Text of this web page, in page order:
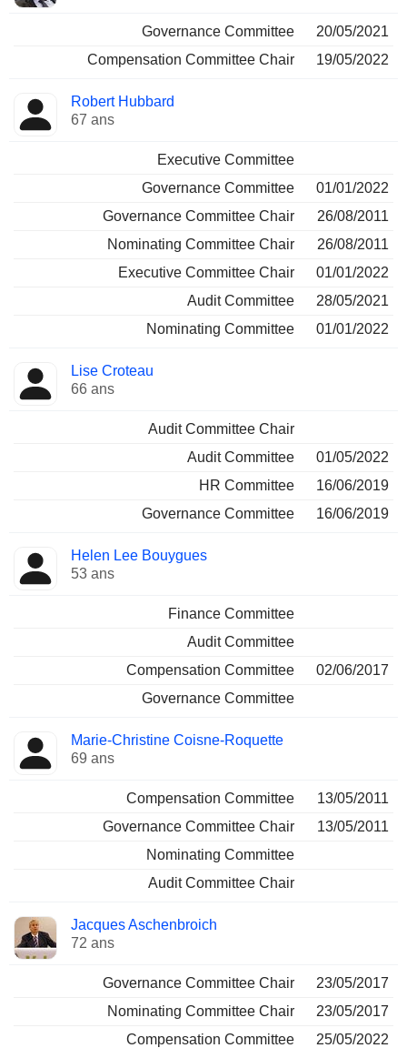
Governance Committee
20/05/2021
Compensation Committee Chair
19/05/2022
Robert Hubbard
67 ans
Executive Committee
Governance Committee
01/01/2022
Governance Committee Chair
26/08/2011
Nominating Committee Chair
26/08/2011
Executive Committee Chair
01/01/2022
Audit Committee
28/05/2021
Nominating Committee
01/01/2022
Lise Croteau
66 ans
Audit Committee Chair
Audit Committee
01/05/2022
HR Committee
16/06/2019
Governance Committee
16/06/2019
Helen Lee Bouygues
53 ans
Finance Committee
Audit Committee
Compensation Committee
02/06/2017
Governance Committee
Marie-Christine Coisne-Roquette
69 ans
Compensation Committee
13/05/2011
Governance Committee Chair
13/05/2011
Nominating Committee
Audit Committee Chair
Jacques Aschenbroich
72 ans
Governance Committee Chair
23/05/2017
Nominating Committee Chair
23/05/2017
Compensation Committee
25/05/2022